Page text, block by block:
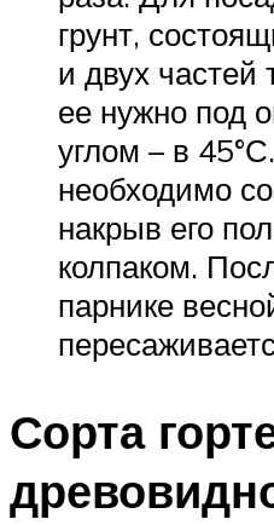
грунт,
и двух
ее нужно под
углом – в
необходимо
накрыв его
колпаком.
парнике
Сорта